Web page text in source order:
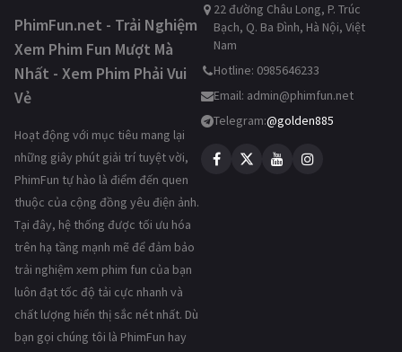
PhimFun.net - Trải Nghiệm
Xem Phim Fun Mượt Mà
Nhất - Xem Phim Phải Vui
Vẻ
Hoạt động với mục tiêu mang lại
những giây phút giải trí tuyệt vời,
PhimFun tự hào là điểm đến quen
thuộc của cộng đồng yêu điện ảnh.
Tại đây, hệ thống được tối ưu hóa
trên hạ tầng mạnh mẽ để đảm bảo
trải nghiệm xem phim fun của bạn
luôn đạt tốc độ tải cực nhanh và
chất lượng hiển thị sắc nét nhất. Dù
bạn gọi chúng tôi là PhimFun hay
22 đường Châu Long, P. Trúc
Bạch, Q. Ba Đình, Hà Nội, Việt
Nam
Hotline: 0985646233
Email: admin@phimfun.net
Telegram:@golden885